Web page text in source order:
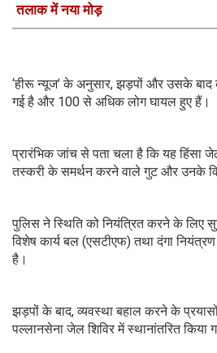
तलाक में नया मोड़
‘हीरू न्यूज’ के अनुसार, झड़पों और उसके बाद
गई है और 100 से अधिक लोग घायल हुए हैं।
प्रारंभिक जांच से पता चला है कि यह हिंसा
तस्करी के समर्थन करने वाले गुट और उनके
पुलिस ने स्थिति को नियंत्रित करने के लिए
विशेष कार्य बल (एसटीएफ) तथा दंगा
है।
झड़पों के बाद, व्यवस्था बहाल करने के
पल्लानसेना जेल शिविर में स्थानांतरित किया